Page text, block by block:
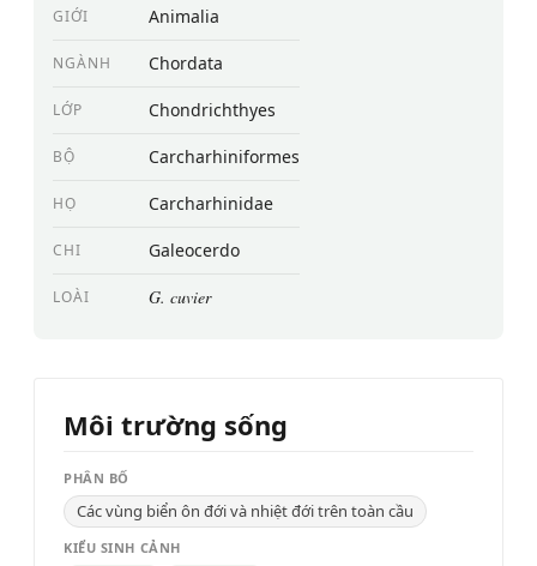
GIỚI Animalia
NGÀNH Chordata
LỚP Chondrichthyes
BỘ Carcharhiniformes
HỌ Carcharhinidae
CHI Galeocerdo
LOÀI G. cuvier
Môi trường sống
PHÂN BỐ
Các vùng biển ôn đới và nhiệt đới trên toàn cầu
KIỂU SINH CẢNH